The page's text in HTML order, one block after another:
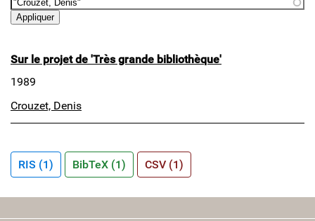
Sur le projet de 'Très grande bibliothèque'
1989
Crouzet, Denis
RIS (1) BibTeX (1) CSV (1)